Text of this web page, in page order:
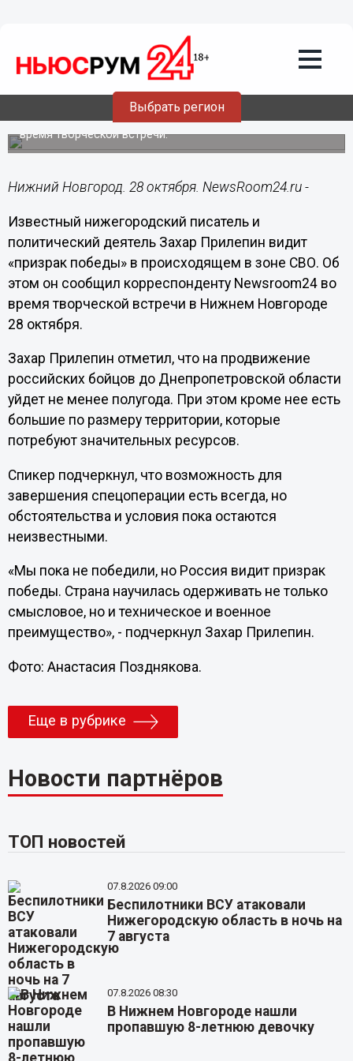
Выбрать регион
28.10.202416:15
Захар Прилепин считает, что Россия
видит призрак победы на СВО
Писатель озвучил прогноз сроков спецоперации во
время творческой встречи.
Нижний Новгород. 28 октября. NewsRoom24.ru -
Известный нижегородский писатель и
политический деятель Захар Прилепин видит
«призрак победы» в происходящем в зоне СВО. Об
этом он сообщил корреспонденту Newsroom24 во
время творческой встречи в Нижнем Новгороде
28 октября.
Захар Прилепин отметил, что на продвижение
российских бойцов до Днепропетровской области
уйдет не менее полугода. При этом кроме нее есть
большие по размеру территории, которые
потребуют значительных ресурсов.
Спикер подчеркнул, что возможность для
завершения спецоперации есть всегда, но
обстоятельства и условия пока остаются
неизвестными.
«Мы пока не победили, но Россия видит призрак
победы. Страна научилась одерживать не только
смысловое, но и техническое и военное
преимущество», - подчеркнул Захар Прилепин.
Фото: Анастасия Позднякова.
Еще в рубрике
Новости партнёров
ТОП новостей
07.8.2026 09:00
Беспилотники ВСУ атаковали
Нижегородскую область в ночь на
7 августа
07.8.2026 08:30
В Нижнем Новгороде нашли
пропавшую 8-летнюю девочку